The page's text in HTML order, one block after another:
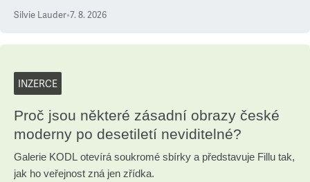
Silvie Lauder•7. 8. 2026
INZERCE
Proč jsou některé zásadní obrazy české
moderny po desetiletí neviditelné?
Galerie KODL otevírá soukromé sbírky a představuje Fillu tak,
jak ho veřejnost zná jen zřídka.